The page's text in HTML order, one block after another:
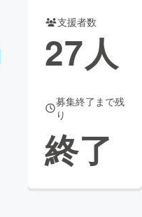
支援者数
27人
募集終了まで残
り
終了